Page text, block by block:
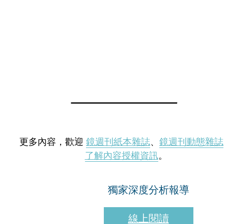
更多內容，歡迎 鏡週刊紙本雜誌、 鏡週刊動態雜誌
了解內容授權資訊。
獨家深度分析報導
線上閱讀